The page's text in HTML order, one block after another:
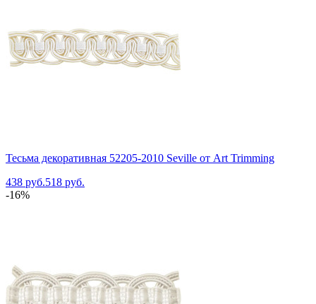
Тесьма декоративная 52205-2010 Seville от Art Trimming
438 руб.518 руб.
-16%